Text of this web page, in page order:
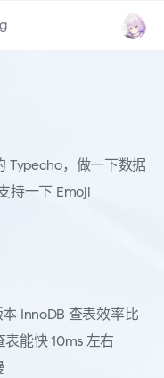
Typecho，做一下数据
持一下 Emoji
InnoDB 查表效率比
能快 10ms 左右